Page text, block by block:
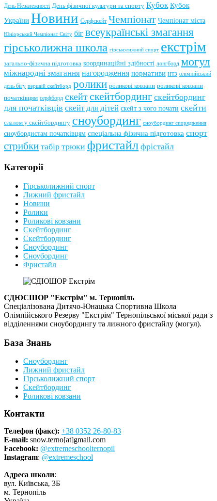
День Незалежності День фізичної культури та спорту Кубок Кубок
України Новини Серфскейт Чемпіонат Чемпіонат міста
Юніорський Чемпіонат Світу біг всеукраїнські змагання
гірськолижна школа гірськолижний спорт екстрім
загально-фізична підготовка координаційні здібності лонгборд могул
міжнародні змагання нагородження нормативи нтз олімпійський
день бігу перший скейтборд ролики роликові ковзани роликові ковзани
початківцям серфборд скейтскейтбординг скейтбординг
для початківців скейт для дітей скейт з чого почати скейти
слалом у скейтбордингу сноубординг сноубординг спорядження
сноубордистам початківцям спеціальна фізична підготовка спорт
стрибки табір трюки фристайл фрістайл
Категорії
Гірськолижний спорт
Лижний фристайл
Новини
Ролики
Роликові ковзани
Скейтбординг
Скейтбординг
Сноубординг
Сноубординг
Фристайл
СДЮСШОР "Екстрім" м. Тернопіль
Спеціалізована Дитячо-Юнацька Спортивна Школа
Олімпійського Резерву "Екстрім" Тернопільської міської ради з
відділеннями сноубордингу та лижного фристайлу (могул).
База Знань
Сноубординг
Лижний фристайл
Гірськолижний спорт
Скейтбординг
Роликові ковзани
Контакти
Телефон (факс): +38 0352 26-80-83
E-mail: snow.terno[at]gmail.com
Facebook: @extremeschoolternopil
Instagram: @extremeschool
Адреса школи:
вул. Київська, 3Б
м. Тернопіль